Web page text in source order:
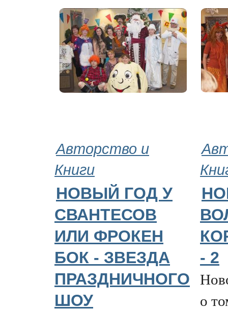
Авторство и
Книги
НОВЫЙ ГОД У
СВАНТЕСОВ
ИЛИ ФРОКЕН
БОК - ЗВЕЗДА
ПРАЗДНИЧНОГО
ШОУ
- 2
о